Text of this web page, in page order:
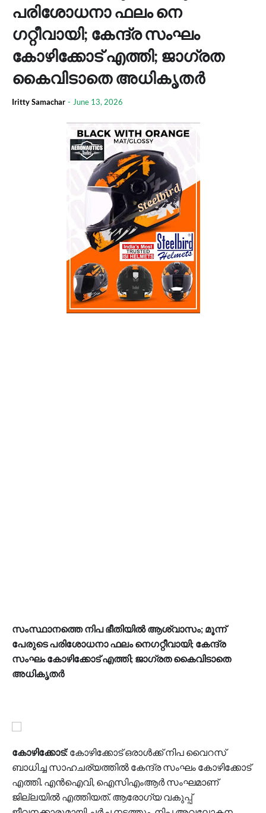
പരിശോധനാ ഫലം നെ​
ഗറ്റീവായി; കേന്ദ്ര സംഘം
കോഴിക്കോട് എത്തി; ജാഗ്രത
കൈവിടാതെ അധികൃതർ
Iritty Samachar - June 13, 2026
സംസ്ഥാനത്തെ നിപ ഭീതിയിൽ ആശ്വാസം; മൂന്ന്
പേരുടെ പരിശോധനാ ഫലം നെ​ഗറ്റീവായി; കേന്ദ്ര
സംഘം കോഴിക്കോട് എത്തി; ജാഗ്രത കൈവിടാതെ
അധികൃതർ
കോഴിക്കോട്: കോഴിക്കോട് ഒരാൾക്ക് നിപ വൈറസ്
ബാധിച്ച സാഹചര്യത്തിൽ കേന്ദ്ര സംഘം കോഴിക്കോട്
എത്തി. എൻഐവി, ഐസിഎംആർ സംഘമാണ്
ജില്ലയിൽ എത്തിയത്. ആരോഗ്യ വകുപ്പ്